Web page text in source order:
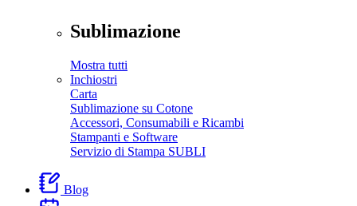
Sublimazione
Mostra tutti
Inchiostri
Carta
Sublimazione su Cotone
Accessori, Consumabili e Ricambi
Stampanti e Software
Servizio di Stampa SUBLI
Blog